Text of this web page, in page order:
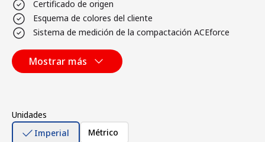
Certificado de origen
Esquema de colores del cliente
Sistema de medición de la compactación ACEforce
Mostrar más
Unidades
Imperial
Métrico